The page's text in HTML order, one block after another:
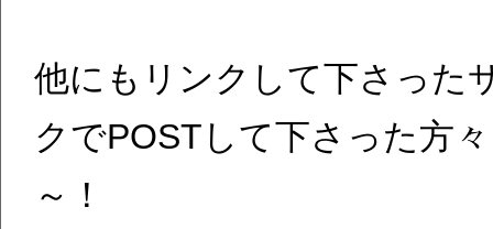
他にもリンクして下さった
クでPOSTして下さった方
～！